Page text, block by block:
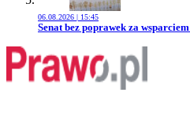
06.08.2026 | 15:45
Przejdź do artykułu:
Senat bez poprawek za